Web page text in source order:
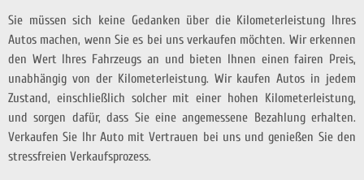
Sie müssen sich keine Gedanken über die Kilometerleistung Ihres
Autos machen, wenn Sie es bei uns verkaufen möchten. Wir erkennen
den Wert Ihres Fahrzeugs an und bieten Ihnen einen fairen Preis,
unabhängig von der Kilometerleistung. Wir kaufen Autos in jedem
Zustand, einschließlich solcher mit einer hohen Kilometerleistung,
und sorgen dafür, dass Sie eine angemessene Bezahlung erhalten.
Verkaufen Sie Ihr Auto mit Vertrauen bei uns und genießen Sie den
stressfreien Verkaufsprozess.